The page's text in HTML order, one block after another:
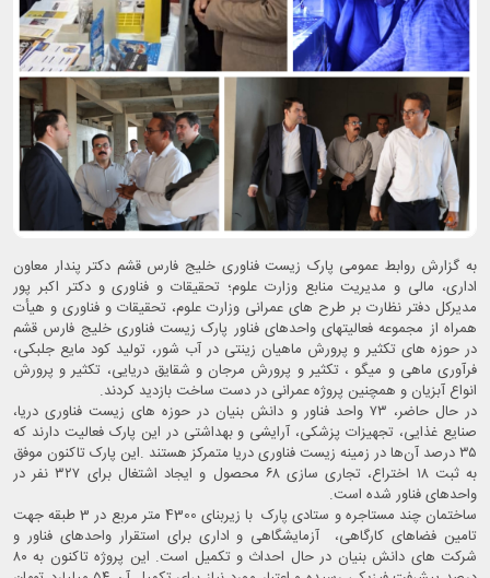
به گزارش روابط عمومی پارک زیست فناوری خلیج فارس قشم دکتر پندار معاون
اداری، مالی و مدیریت منابع وزارت علوم؛ تحقیقات و فناوری و دکتر اکبر پور
مدیرکل دفتر نظارت بر طرح های عمرانی وزارت علوم، تحقیقات و فناوری و هیأت
همراه از مجموعه فعالیتهای واحدهای فناور پارک زیست فناوری خلیج فارس قشم
در حوزه های تکثیر و پرورش ماهیان زینتی در آب شور، تولید کود مایع جلبکی،
فرآوری ماهی و میگو ، تکثیر و پرورش مرجان و شقایق دریایی، تکثیر و پرورش
انواع آبزیان و همچنین پروژه عمرانی در دست ساخت بازدید کردند.
در حال حاضر، ۷۳ واحد فناور و دانش ‌بنیان در حوزه ‌های زیست ‌فناوری دریا،
صنایع غذایی، تجهیزات پزشکی، آرایشی و بهداشتی در این پارک فعالیت دارند که
۳۵ درصد آن‌ها در زمینه زیست ‌فناوری دریا متمرکز هستند .این پارک تاکنون موفق
به ثبت ۱۸ اختراع، تجاری ‌سازی ۶۸ محصول و ایجاد اشتغال برای ۳۲۷ نفر در
واحدهای فناور شده است.
ساختمان چند مستاجره و ستادی پارک با زیربنای 4300 متر مربع در 3 طبقه جهت
تامین فضاهای کارگاهی، آزمایشگاهی و اداری برای استقرار واحدهای فناور و
شرکت های دانش بنیان در حال احداث و تکمیل است. این پروژه تاکنون به ۸۰